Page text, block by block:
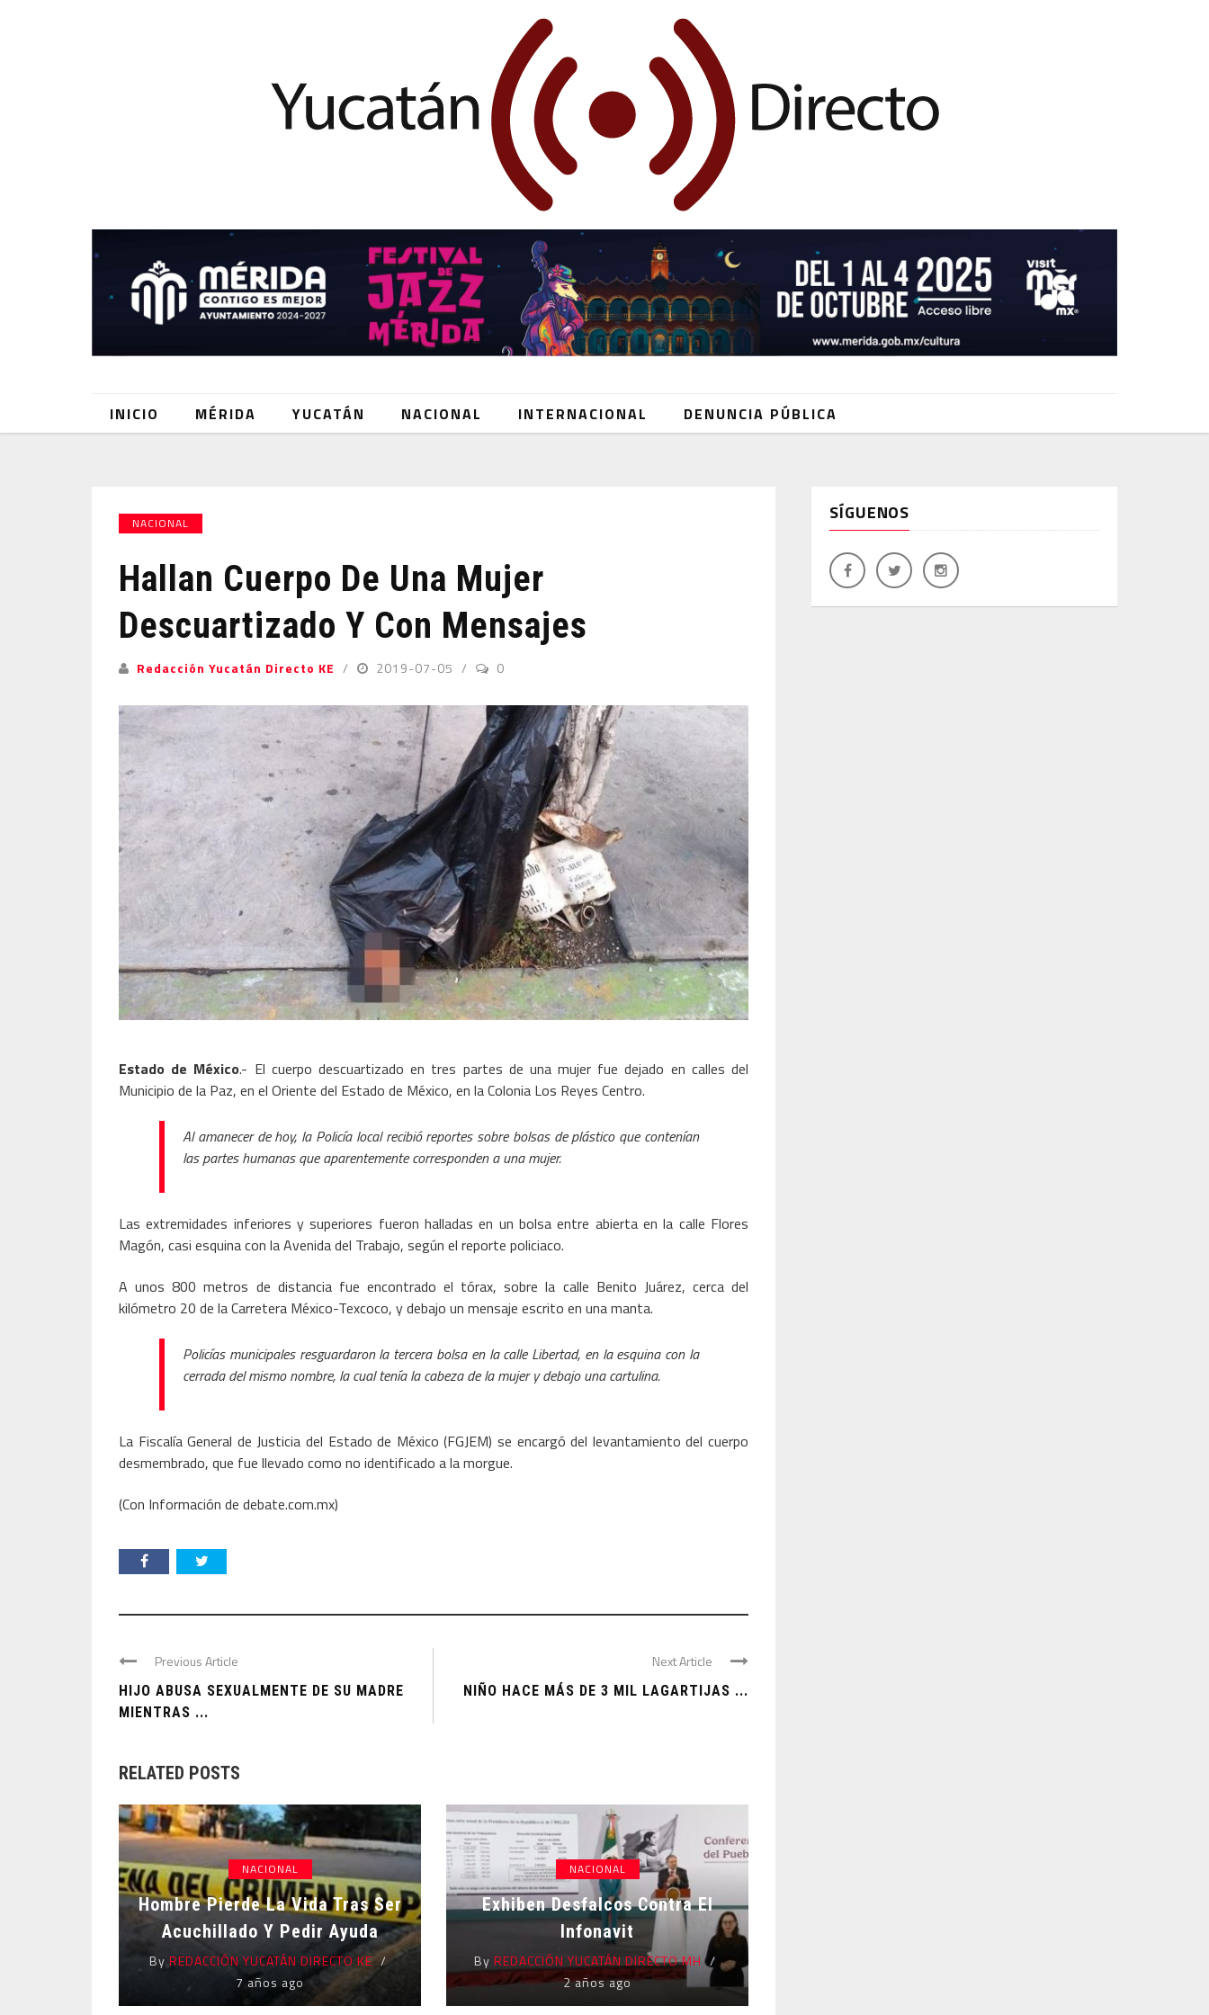
INICIO MÉRIDA YUCATÁN NACIONAL INTERNACIONAL DENUNCIA PÚBLICA
NACIONAL
Hallan Cuerpo De Una Mujer
Descuartizado Y Con Mensajes
Redacción Yucatán Directo KE 2019-07-05 0
Estado de México.- El cuerpo descuartizado en tres partes de una mujer fue dejado en calles del
Municipio de la Paz, en el Oriente del Estado de México, en la Colonia Los Reyes Centro.
Al amanecer de hoy, la Policía local recibió reportes sobre bolsas de plástico que contenían
las partes humanas que aparentemente corresponden a una mujer.
Las extremidades inferiores y superiores fueron halladas en un bolsa entre abierta en la calle Flores
Magón, casi esquina con la Avenida del Trabajo, según el reporte policiaco.
A unos 800 metros de distancia fue encontrado el tórax, sobre la calle Benito Juárez, cerca del
kilómetro 20 de la Carretera México-Texcoco, y debajo un mensaje escrito en una manta.
Policías municipales resguardaron la tercera bolsa en la calle Libertad, en la esquina con la
cerrada del mismo nombre, la cual tenía la cabeza de la mujer y debajo una cartulina.
La Fiscalía General de Justicia del Estado de México (FGJEM) se encargó del levantamiento del cuerpo
desmembrado, que fue llevado como no identificado a la morgue.
(Con Información de debate.com.mx)
Previous Article
HIJO ABUSA SEXUALMENTE DE SU MADRE
MIENTRAS ...
Next Article
NIÑO HACE MÁS DE 3 MIL LAGARTIJAS ...
RELATED POSTS
NACIONAL
Hombre Pierde La Vida Tras Ser
Acuchillado Y Pedir Ayuda
By REDACCIÓN YUCATÁN DIRECTO KE
7 años ago
NACIONAL
Exhiben Desfalcos Contra El
Infonavit
By REDACCIÓN YUCATÁN DIRECTO MH
2 años ago
SÍGUENOS